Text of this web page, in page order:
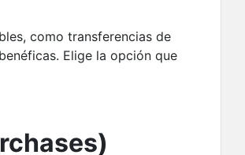
como transferencias de
Elige la opción que